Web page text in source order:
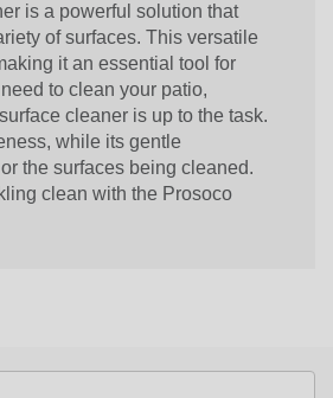
is a powerful solution that
of surfaces. This versatile
it an essential tool for
to clean your patio,
cleaner is up to the task.
while its gentle
the surfaces being cleaned.
clean with the Prosoco